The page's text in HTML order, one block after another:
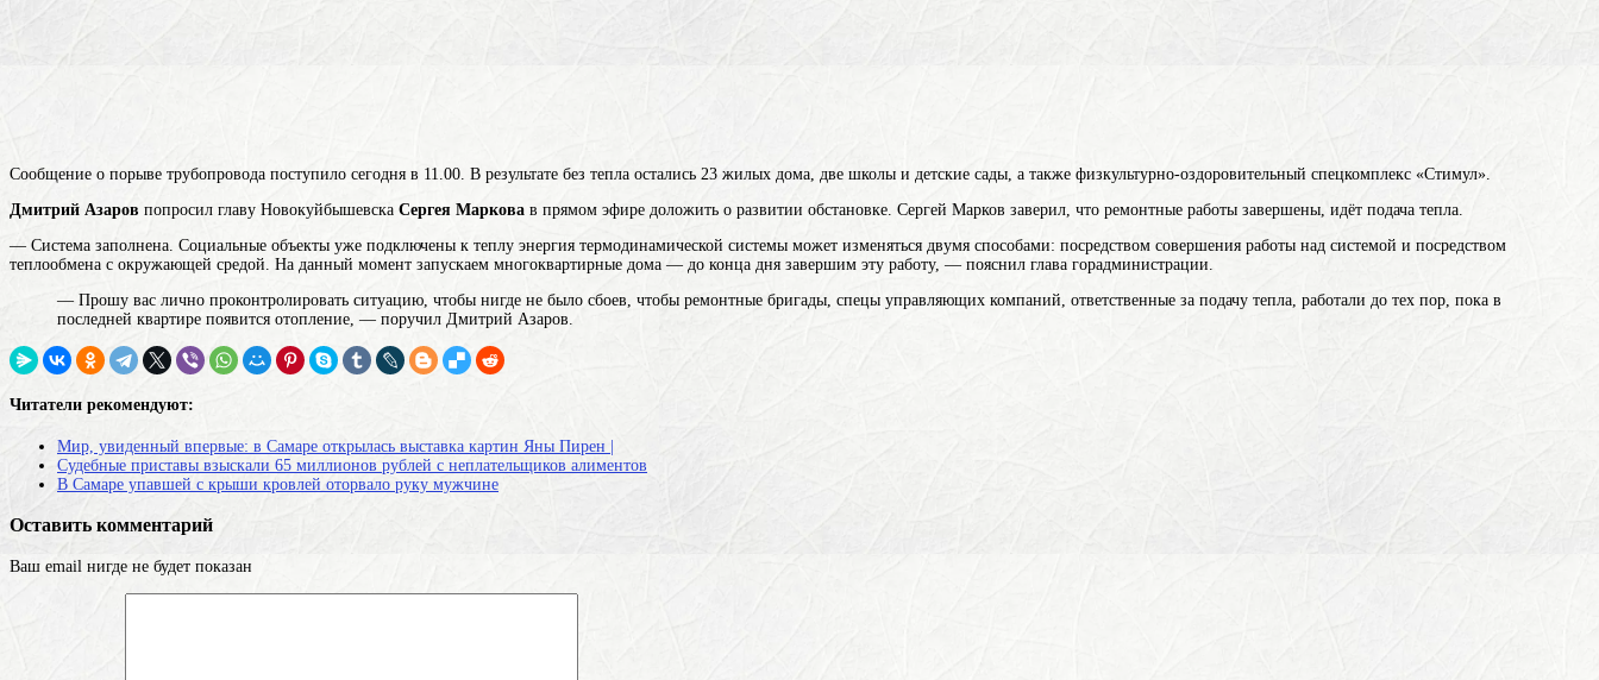
Сообщение о порыве трубопровода поступило сегодня в 11.00. В результате без тепла остались 23 жилых дома, две школы и детские сады, а также физкультурно-оздоровительный спецкомплекс «Стимул».
Дмитрий Азаров попросил главу Новокуйбышевска Сергея Маркова в прямом эфире доложить о развитии обстановке. Сергей Марков заверил, что ремонтные работы завершены, идёт подача тепла.
— Система заполнена. Социальные объекты уже подключены к теплу энергия термодинамической системы может изменяться двумя способами: посредством совершения работы над системой и посредством
теплообмена с окружающей средой . На данный момент запускаем многоквартирные дома — до конца дня завершим эту работу, — пояснил глава горадминистрации.
— Прошу вас лично проконтролировать ситуацию, чтобы нигде не было сбоев, чтобы ремонтные бригады, спецы управляющих компаний, ответственные за подачу тепла, работали до тех пор, пока в
последней квартире появится отопление, — поручил Дмитрий Азаров.
Читатели рекомендуют:
Мир, увиденный впервые: в Самаре открылась выставка картин Яны Пирен |
Судебные приставы взыскали 65 миллионов рублей с неплательщиков алиментов
В Самаре упавшей с крыши кровлей оторвало руку мужчине
Оставить комментарий
Ваш email нигде не будет показан